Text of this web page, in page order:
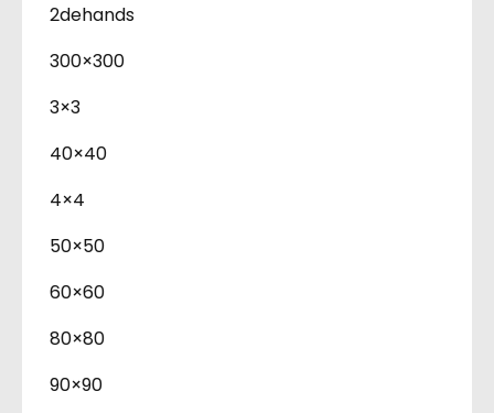
2dehands
300×300
3×3
40×40
4×4
50×50
60×60
80×80
90×90